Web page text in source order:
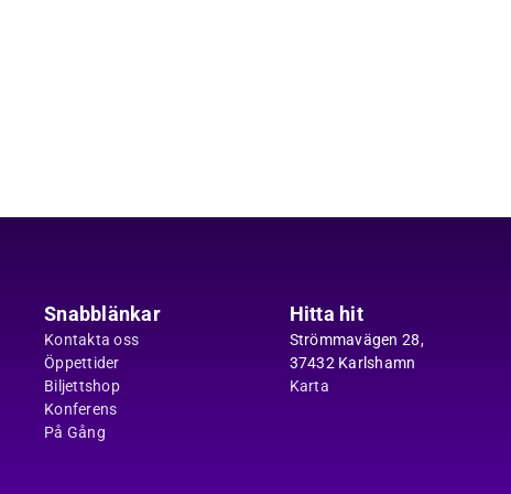
Snabblänkar
Kontakta oss
Öppettider
Biljettshop
Konferens
På Gång
Hitta hit
Strömmavägen 28,
37432 Karlshamn
Karta